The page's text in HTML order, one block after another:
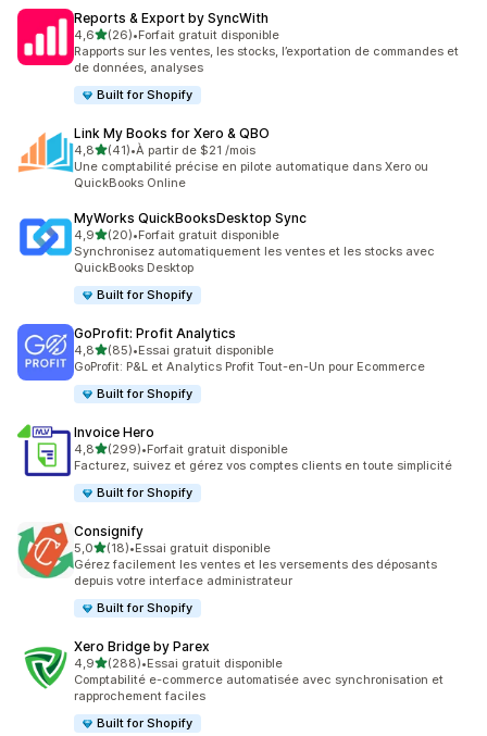
Reports & Export by SyncWith
4,6étoile(s) sur 5
(26)
26 avis au total
•Forfait gratuit disponible
Rapports sur les ventes, les stocks, l’exportation de commandes et
de données, analyses
Built for Shopify
Link My Books for Xero & QBO
4,8étoile(s) sur 5
(41)
41 avis au total
•À partir de $21 /mois
Une comptabilité précise en pilote automatique dans Xero ou
QuickBooks Online
MyWorks QuickBooksDesktop Sync
4,9étoile(s) sur 5
(20)
20 avis au total
•Forfait gratuit disponible
Synchronisez automatiquement les ventes et les stocks avec
QuickBooks Desktop
Built for Shopify
GoProfit: Profit Analytics
4,8étoile(s) sur 5
(85)
85 avis au total
•Essai gratuit disponible
GoProfit: P&L et Analytics Profit Tout-en-Un pour Ecommerce
Built for Shopify
Invoice Hero
4,8étoile(s) sur 5
(299)
299 avis au total
•Forfait gratuit disponible
Facturez, suivez et gérez vos comptes clients en toute simplicité
Built for Shopify
Consignify
5,0étoile(s) sur 5
(18)
18 avis au total
•Essai gratuit disponible
Gérez facilement les ventes et les versements des déposants
depuis votre interface administrateur
Built for Shopify
Xero Bridge by Parex
4,9étoile(s) sur 5
(288)
288 avis au total
•Essai gratuit disponible
Comptabilité e-commerce automatisée avec synchronisation et
rapprochement faciles
Built for Shopify